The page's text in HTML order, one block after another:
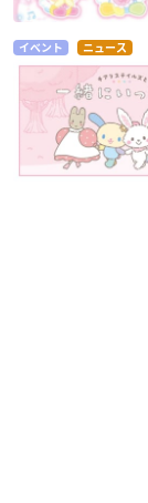
イベント ニュース